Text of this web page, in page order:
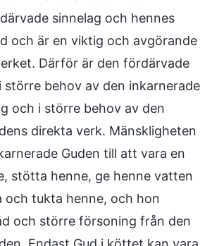
sinnelag och hennes
och är en viktig och avgörande
Därför är den fördärvade
större behov av den inkarnerade
och i större behov av den
direkta verk. Mänskligheten
Guden till att vara en
stötta henne, ge henne vatten
och tukta henne, och hon
och större försoning från den